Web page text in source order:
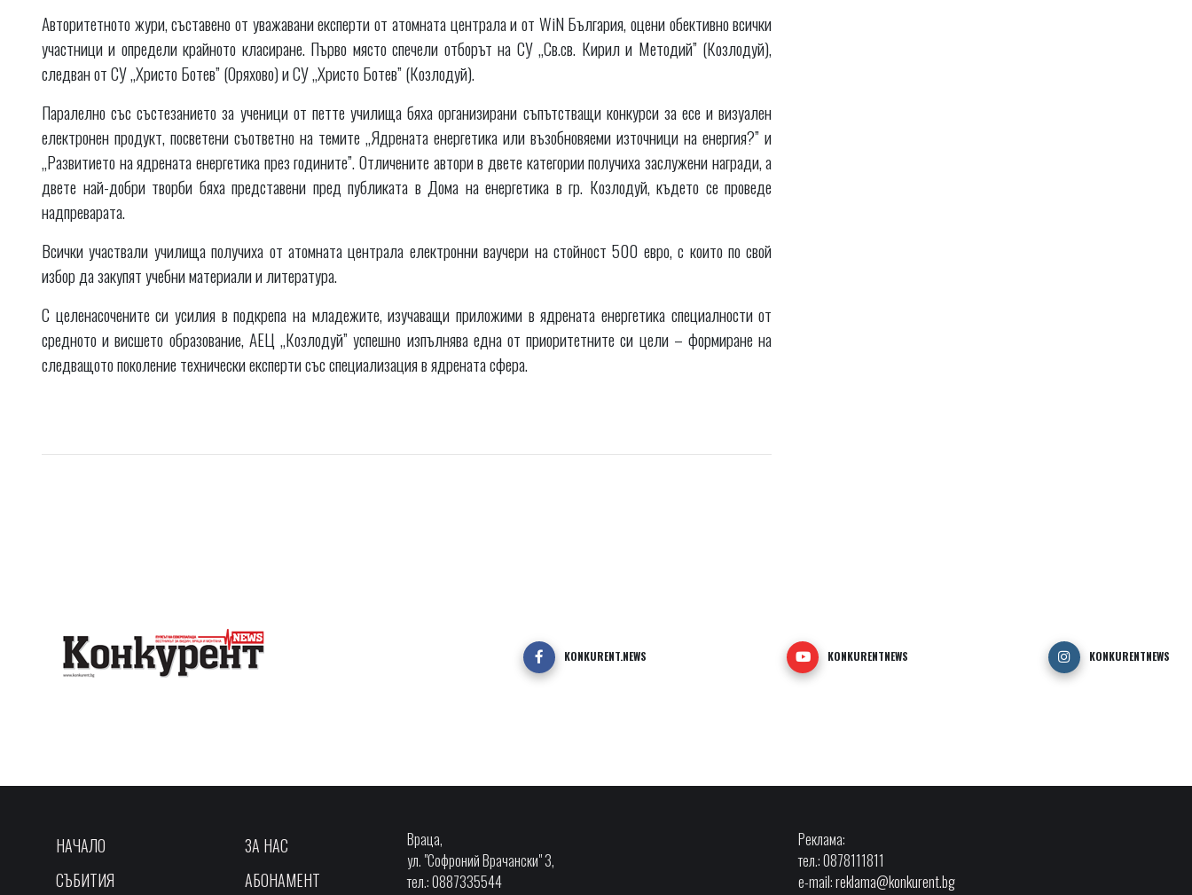
Авторитетното жури, съставено от уважавани експерти от атомната централа и от WiN България, оцени обективно всички
участници и определи крайното класиране. Първо място спечели отборът на СУ „Св.св. Кирил и Методий” (Козлодуй),
следван от СУ „Христо Ботев” (Оряхово) и СУ „Христо Ботев” (Козлодуй).
Паралелно със състезанието за ученици от петте училища бяха организирани съпътстващи конкурси за есе и визуален
електронен продукт, посветени съответно на темите „Ядрената енергетика или възобновяеми източници на енергия?” и
„Развитието на ядрената енергетика през годините”. Отличените автори в двете категории получиха заслужени награди, а
двете най-добри творби бяха представени пред публиката в Дома на енергетика в гр. Козлодуй, където се проведе
надпреварата.
Всички участвали училища получиха от атомната централа електронни ваучери на стойност 500 евро, с които по свой
избор да закупят учебни материали и литература.
С целенасочените си усилия в подкрепа на младежите, изучаващи приложими в ядрената енергетика специалности от
средното и висшето образование, АЕЦ „Козлодуй” успешно изпълнява една от приоритетните си цели – формиране на
следващото поколение технически експерти със специализация в ядрената сфера.
KONKURENT.NEWS KONKURENTNEWS KONKURENTNEWS
НАЧАЛО
СЪБИТИЯ
ЗА НАС
АБОНАМЕНТ
Враца,
ул. "Софроний Врачански" 3,
тел.: 0887335544
Реклама:
тел.: 0878111811
e-mail:reklama@konkurent.bg